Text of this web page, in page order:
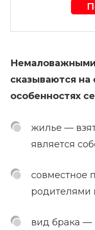
сказываются на
особенностях
жилье —
является
совместное
родителями
вид брака —